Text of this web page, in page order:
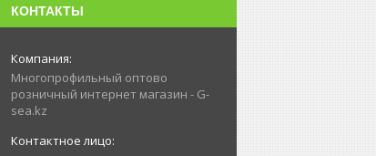
КОНТАКТЫ
Многопрофильный оптово
розничный интернет магазин - G-
sea.kz